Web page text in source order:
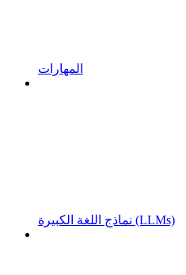
المهارات
نماذج اللغة الكبيرة (LLMs)